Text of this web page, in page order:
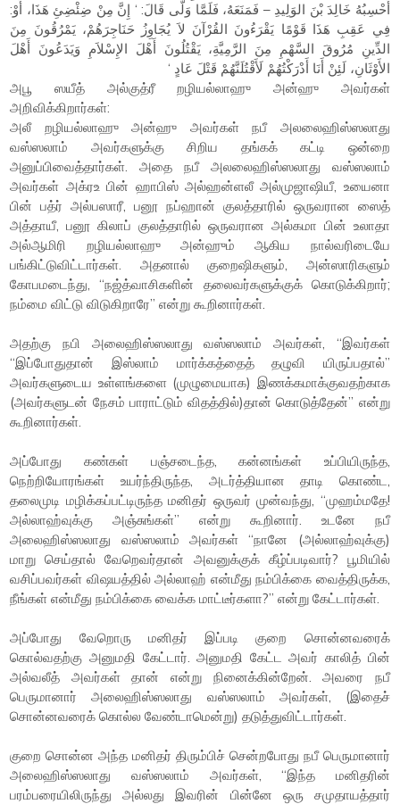
أَحْسِبُهُ خَالِدَ بْنَ الوَلِيدِ – فَمَنَعَهُ، فَلَمَّا وَلَّى قَالَ: ‘ إِنَّ مِنْ ضِئْضِئِ هَذَا، أَوْ:
فِي عَقِبِ هَذَا قَوْمًا يَقْرَءُونَ القُرْآنَ لاَ يُجَاوِزُ حَنَاجِرَهُمْ، يَمْرُقُونَ مِنَ
الدِّينِ مُرُوقَ السَّهْمِ مِنَ الرَّمِيَّةِ، يَقْتُلُونَ أَهْلَ الإِسْلاَمِ وَيَدَعُونَ أَهْلَ
الأَوْثَانِ، لَئِنْ أَنَا أَدْرَكْتُهُمْ لَأَقْتُلَنَّهُمْ قَتْلَ عَادٍ ‘
அபூ ஸயீத் அல்குத்ரீ றழியல்லாஹு அன்ஹு அவர்கள்
அறிவிக்கிறார்கள்:
அலீ றழியல்லாஹு அன்ஹு அவர்கள் நபீ அலலைஹிஸ்ஸலாது
வஸ்ஸலாம் அவர்களுக்கு சிறிய தங்கக் கட்டி ஒன்றை
அனுப்பிவைத்தார்கள். அதை நபீ அலலைஹிஸ்ஸலாது வஸ்ஸலாம்
அவர்கள் அக்ரஉ பின் ஹாபிஸ் அல்ஹன்ளலீ அல்முஜாஷியீ, உயைனா
பின் பத்ர் அல்பஸாரீ, பனூ நப்ஹான் குலத்தாரில் ஒருவரான ஸைத்
அத்தாயீ, பனூ கிலாப் குலத்தாரில் ஒருவரான அல்கமா பின் உலாதா
அல்ஆமிரி றழியல்லாஹு அன்ஹும் ஆகிய நால்வரிடையே
பங்கிட்டுவிட்டார்கள். அதனால் குறைஷிகளும், அன்ஸாரிகளும்
கோபமடைந்து, “நஜ்த்வாசிகளின் தலைவர்களுக்குக் கொடுக்கிறார்;
நம்மை விட்டு விடுகிறாரே” என்று கூறினார்கள்.
அதற்கு நபி அலைஹிஸ்ஸலாது வஸ்ஸலாம் அவர்கள், “இவர்கள்
“இப்போதுதான் இஸ்லாம் மார்க்கத்தைத் தழுவி யிருப்பதால்”
அவர்களுடைய உள்ளங்களை (முழுமையாக) இணக்கமாக்குவதற்காக
(அவர்களுடன் நேசம் பாராட்டும் விதத்தில்)தான் கொடுத்தேன்” என்று
கூறினார்கள்.
அப்போது கண்கள் பஞ்சடைந்த, கன்னங்கள் உப்பியிருந்த,
நெற்றியோரங்கள் உயர்ந்திருந்த, அடர்த்தியான தாடி கொண்ட,
தலைமுடி மழிக்கப்பட்டிருந்த மனிதர் ஒருவர் முன்வந்து, “முஹம்மதே!
அல்லாஹ்வுக்கு அஞ்சுங்கள்” என்று கூறினார். உடனே நபீ
அலைஹிஸ்ஸலாது வஸ்ஸலாம் அவர்கள் “நானே (அல்லாஹ்வுக்கு)
மாறு செய்தால் வேறெவர்தான் அவனுக்குக் கீழ்ப்படிவார்? பூமியில்
வசிப்பவர்கள் விஷயத்தில் அல்லாஹ் என்மீது நம்பிக்கை வைத்திருக்க,
நீங்கள் என்மீது நம்பிக்கை வைக்க மாட்டீர்களா?” என்று கேட்டார்கள்.
அப்போது வேறொரு மனிதர் இப்படி குறை சொன்னவரைக்
கொல்வதற்கு அனுமதி கேட்டார். அனுமதி கேட்ட அவர் காலித் பின்
அல்வலீத் அவர்கள் தான் என்று நினைக்கின்றேன். அவரை நபீ
பெருமானார் அலைஹிஸ்ஸலாது வஸ்ஸலாம் அவர்கள், (இதைச்
சொன்னவரைக் கொல்ல வேண்டாமென்று) தடுத்துவிட்டார்கள்.
குறை சொன்ன அந்த மனிதர் திரும்பிச் சென்றபோது நபீ பெருமானார்
அலைஹிஸ்ஸலாது வஸ்ஸலாம் அவர்கள், “இந்த மனிதரின்
பரம்பரையிலிருந்து அல்லது இவரின் பின்னே ஒரு சமுதாயத்தார்